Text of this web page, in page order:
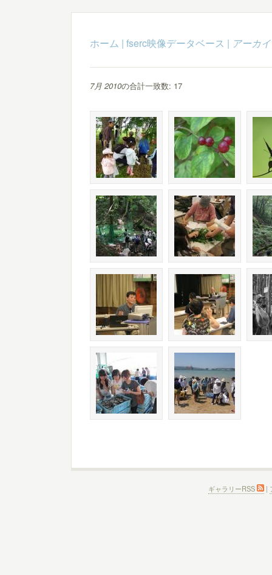
ホーム | fserc映像データベース | アーカ
7月 2010の合計一致数: 17
ギャラリーRSS |